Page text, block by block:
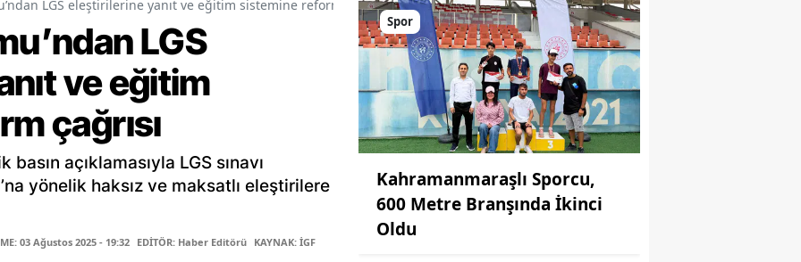
LGS eleştirilerine yanıt ve eğitim sistemine reform çağrısı
LGS
ve eğitim
çağrısı
açıklamasıyla LGS sınavı
yönelik haksız ve maksatlı eleştirilere
03 Ağustos 2025 - 19:32 EDİTÖR: Haber Editörü KAYNAK: İGF
Spor
Kahramanmaraşlı Sporcu,
600 Metre Branşında İkinci
Oldu